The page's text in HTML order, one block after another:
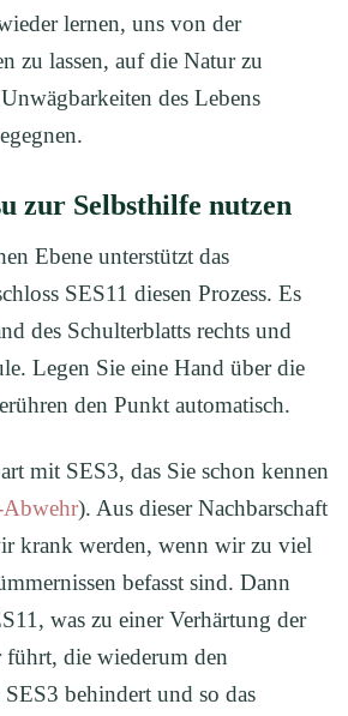
lernen, uns von der
zu lassen, auf die Natur zu
des Lebens
zur Selbsthilfe nutzen
Ebene unterstützt das
SES11 diesen Prozess. Es
des Schulterblatts rechts und
Legen Sie eine Hand über die
den Punkt automatisch.
mit SES3, das Sie schon kennen
). Aus dieser Nachbarschaft
krank werden, wenn wir zu viel
befasst sind. Dann
was zu einer Verhärtung der
die wiederum den
behindert und so das